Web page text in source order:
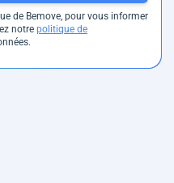
de Bemove, pour vous informer
notre politique de